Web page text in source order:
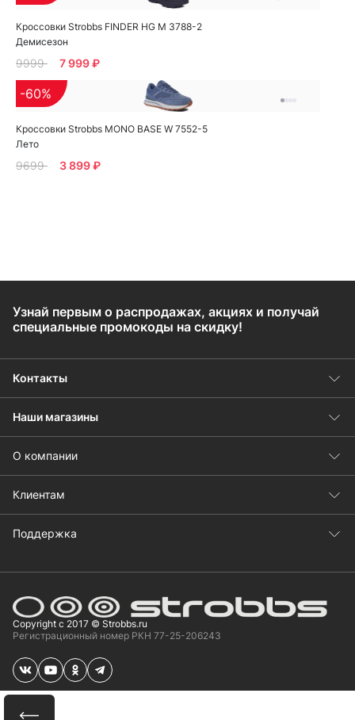
Кроссовки Strobbs FINDER HG M 3788-2
Демисезон
9999 7 999 ₽
Кроссовки Strobbs MONO BASE W 7552-5
Лето
-60%
9699 3 899 ₽
Узнай первым о распродажах, акциях и получай
специальные промокоды на скидку!
Контакты
Наши магазины
О компании
Клиентам
Поддержка
Copyright с 2017 © Strobbs.ru
Регистрационный номер РКН 77-25-206243